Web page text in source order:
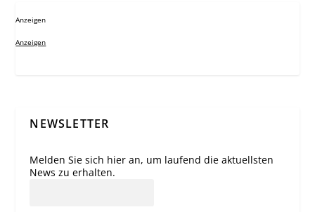
Anzeigen
Anzeigen
NEWSLETTER
Melden Sie sich hier an, um laufend die aktuellsten
News zu erhalten.